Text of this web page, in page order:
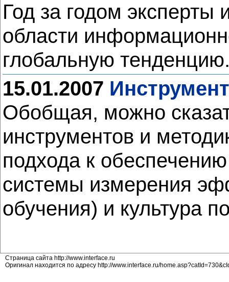
Год за годом
области
глобальную
15.01.2007
Обобщая, можно
инструментов и
подхода к
системы измерения
обучения) и культура
Страница сайта http://www.interface.ru
Оригинал находится по адресу http://www.interface.ru/